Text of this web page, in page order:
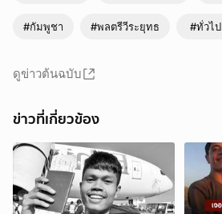
#กัมพูชา #พลตรีวีระยุทธ #ทั่วไป
ดูข่าวต้นฉบับ
ข่าวที่เกี่ยวข้อง